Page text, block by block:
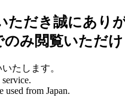
ただき誠にあり
み閲覧いただけ
たします。
used from Japan.